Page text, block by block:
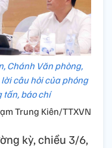
Chánh Văn phòng,
câu hỏi của phóng
tấn, báo chí
Trung Kiên/TTXVN
kỳ, chiều 3/6,